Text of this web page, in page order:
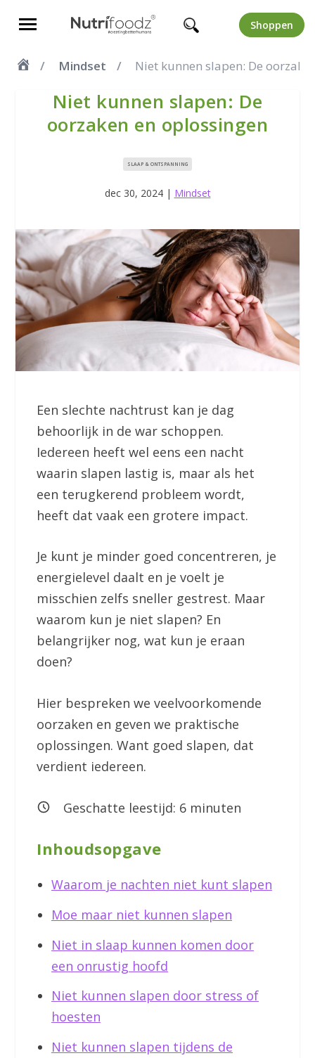
Shoppen
Mindset Niet kunnen slapen: De
Niet kunnen slapen: De
oorzaken en oplossingen
SLAAP & ONTSPANNING
dec 30, 2024| Mindset
Een slechte nachtrust kan je dag
behoorlijk in de war schoppen.
Iedereen heeft wel eens een nacht
waarin slapen lastig is, maar als het
een terugkerend probleem wordt,
heeft dat vaak een grotere impact.
Je kunt je minder goed concentreren, je
energielevel daalt en je voelt je
misschien zelfs sneller gestrest. Maar
waarom kun je niet slapen? En
belangrijker nog, wat kun je eraan
doen?
Hier bespreken we veelvoorkomende
oorzaken en geven we praktische
oplossingen. Want goed slapen, dat
verdient iedereen.
Geschatte leestijd: 6 minuten
Inhoudsopgave
Waarom je nachten niet kunt slapen
Moe maar niet kunnen slapen
Niet in slaap kunnen komen door
een onrustig hoofd
Niet kunnen slapen door stress of
hoesten
Niet kunnen slapen tijdens de